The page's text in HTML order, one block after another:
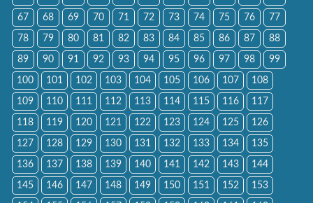
67 68 69 70 71 72 73 74 75 76 77
78 79 80 81 82 83 84 85 86 87 88
89 90 91 92 93 94 95 96 97 98 99
100 101 102 103 104 105 106 107 108
109 110 111 112 113 114 115 116 117
118 119 120 121 122 123 124 125 126
127 128 129 130 131 132 133 134 135
136 137 138 139 140 141 142 143 144
145 146 147 148 149 150 151 152 153